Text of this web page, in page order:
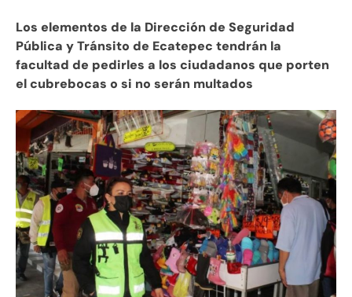
Los elementos de la Dirección de Seguridad
Pública y Tránsito de Ecatepec tendrán la
facultad de pedirles a los ciudadanos que porten
el cubrebocas o si no serán multados